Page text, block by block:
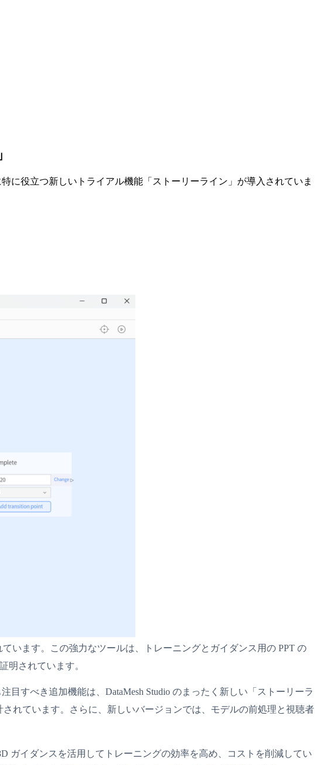
に役立つ新しいトライアル機能「ストーリーライン」が導入されていま
います。この強力なツールは、トレーニングとガイダンス用の PPT の
明されています。
すべき追加機能は、DataMesh Studio のまったく新しい「ストーリーラ
れています。さらに、新しいバージョンでは、モデルの前処理と視聴者
ガイダンスを活用してトレーニングの効率を高め、コストを削減してい